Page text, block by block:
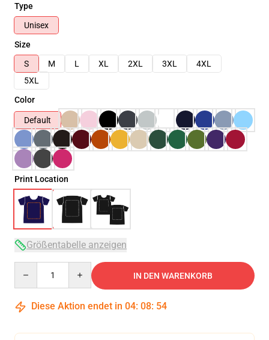
Type
Unisex
Size
S
M L XL 2XL 3XL
4XL
5XL
Color
Default
Print Location
Größentabelle anzeigen
IN DEN WARENKORB
Diese Aktion endet in 04: 08: 54